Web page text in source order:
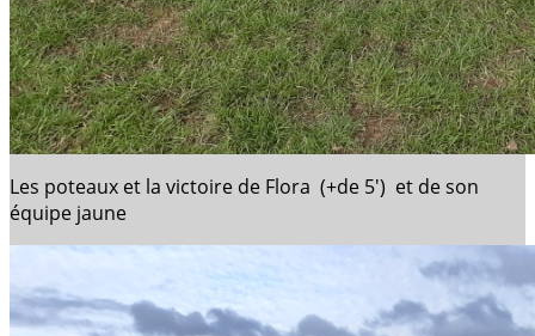
Les poteaux et la victoire de Flora (+de 5') et de son
équipe jaune